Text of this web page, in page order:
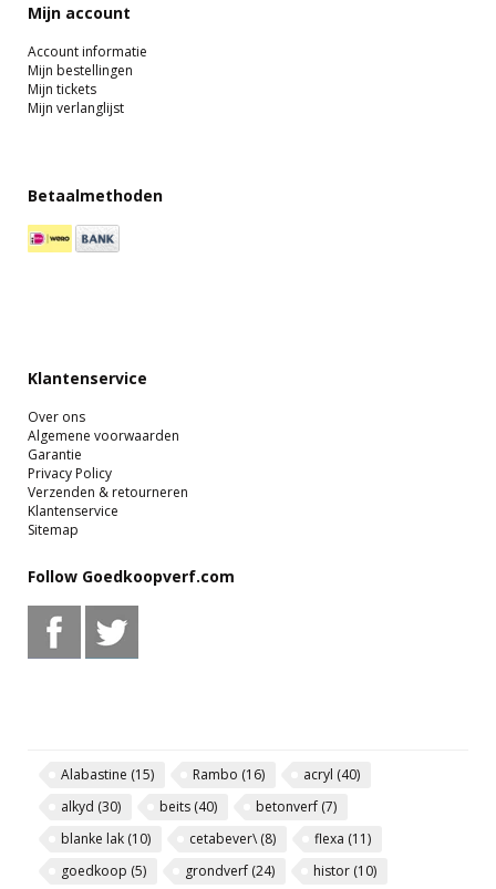
Mijn account
Account informatie
Mijn bestellingen
Mijn tickets
Mijn verlanglijst
Betaalmethoden
Klantenservice
Over ons
Algemene voorwaarden
Garantie
Privacy Policy
Verzenden & retourneren
Klantenservice
Sitemap
Follow Goedkoopverf.com
Alabastine (15) Rambo (16) acryl (40)
alkyd (30) beits (40) betonverf (7)
blanke lak (10) cetabever\(8) flexa (11)
goedkoop (5) grondverf (24) histor (10)